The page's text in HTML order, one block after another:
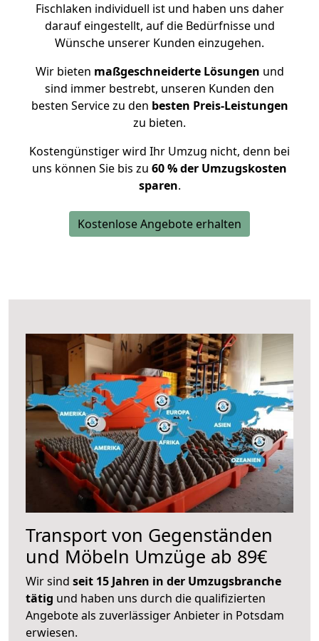
Fischlaken individuell ist und haben uns daher
darauf eingestellt, auf die Bedürfnisse und
Wünsche unserer Kunden einzugehen.
Wir bieten maßgeschneiderte Lösungen und
sind immer bestrebt, unseren Kunden den
besten Service zu den besten Preis-Leistungen
zu bieten.
Kostengünstiger wird Ihr Umzug nicht, denn bei
uns können Sie bis zu 60 % der Umzugskosten
sparen.
Kostenlose Angebote erhalten
Transport von Gegenständen
und Möbeln Umzüge ab 89€
Wir sind seit 15 Jahren in der Umzugsbranche
tätig und haben uns durch die qualifizierten
Angebote als zuverlässiger Anbieter in Potsdam
erwiesen.